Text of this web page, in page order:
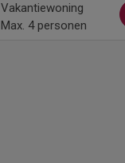
Vakantiewoning
Max. 4 personen